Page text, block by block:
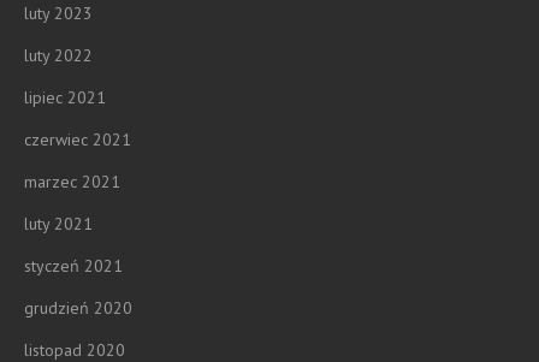
luty 2023
luty 2022
lipiec 2021
czerwiec 2021
marzec 2021
luty 2021
styczeń 2021
grudzień 2020
listopad 2020